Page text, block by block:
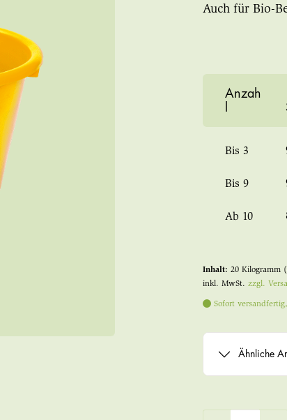
Auch für Bio-
Anzah
Bis 3
Bis 9
Ab 10
Inhalt: 20 Kilogramm
inkl. MwSt. zzgl.
Sofort
Ähnliche